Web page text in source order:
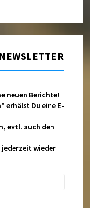
neuen Berichte!
erhälst Du eine E-
evtl. auch den
wieder